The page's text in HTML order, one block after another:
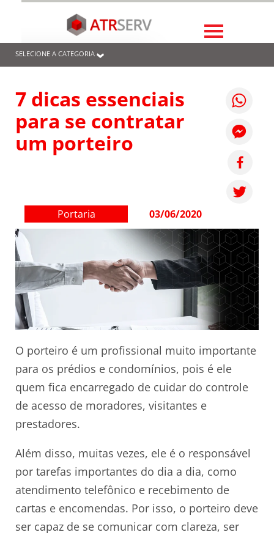
SELECIONE A CATEGORIA
7 dicas essenciais
para se contratar
um porteiro
Portaria 03/06/2020
O porteiro é um profissional muito importante
para os prédios e condomínios, pois é ele
quem fica encarregado de cuidar do controle
de acesso de moradores, visitantes e
prestadores.
Além disso, muitas vezes, ele é o responsável
por tarefas importantes do dia a dia, como
atendimento telefônico e recebimento de
cartas e encomendas. Por isso, o porteiro deve
ser capaz de se comunicar com clareza, ser